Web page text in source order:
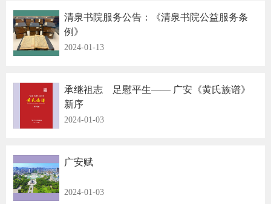
清泉书院服务公告：《清泉书院公益服务条
例》
2024-01-13
承继祖志 足慰平生—— 广安《黄氏族谱》
新序
2024-01-03
广安赋
2024-01-03